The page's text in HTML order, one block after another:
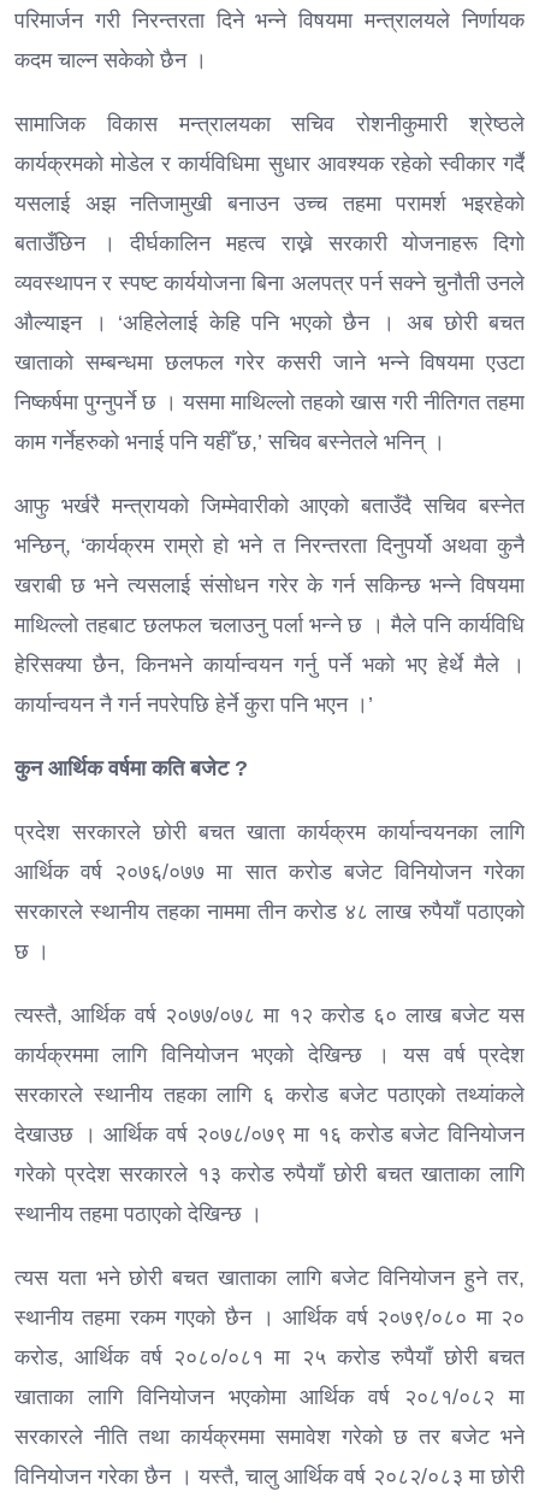
परिमार्जन गरी निरन्तरता दिने भन्ने विषयमा मन्त्रालयले निर्णायक
कदम चाल्न सकेको छैन ।
सामाजिक विकास मन्त्रालयका सचिव रोशनीकुमारी श्रेष्ठले
कार्यक्रमको मोडेल र कार्यविधिमा सुधार आवश्यक रहेको स्वीकार गर्दै
यसलाई अझ नतिजामुखी बनाउन उच्च तहमा परामर्श भइरहेको
बताउँछिन । दीर्घकालिन महत्व राख्ने सरकारी योजनाहरू दिगो
व्यवस्थापन र स्पष्ट कार्ययोजना बिना अलपत्र पर्न सक्ने चुनौती उनले
औल्याइन । ‘अहिलेलाई केहि पनि भएको छैन । अब छोरी बचत
खाताको सम्बन्धमा छलफल गरेर कसरी जाने भन्ने विषयमा एउटा
निष्कर्षमा पुग्नुपर्ने छ । यसमा माथिल्लो तहको खास गरी नीतिगत तहमा
काम गर्नेहरुको भनाई पनि यहीँ छ,’ सचिव बस्नेतले भनिन् ।
आफु भर्खरै मन्त्रायको जिम्मेवारीको आएको बताउँदै सचिव बस्नेत
भन्छिन्, ‘कार्यक्रम राम्रो हो भने त निरन्तरता दिनुपर्यो अथवा कुनै
खराबी छ भने त्यसलाई संसोधन गरेर के गर्न सकिन्छ भन्ने विषयमा
माथिल्लो तहबाट छलफल चलाउनु पर्ला भन्ने छ । मैले पनि कार्यविधि
हेरिसक्या छैन, किनभने कार्यान्वयन गर्नु पर्ने भको भए हेर्थे मैले ।
कार्यान्वयन नै गर्न नपरेपछि हेर्ने कुरा पनि भएन ।’
कुन आर्थिक वर्षमा कति बजेट ?
प्रदेश सरकारले छोरी बचत खाता कार्यक्रम कार्यान्वयनका लागि
आर्थिक वर्ष २०७६/०७७ मा सात करोड बजेट विनियोजन गरेका
सरकारले स्थानीय तहका नाममा तीन करोड ४८ लाख रुपैयाँ पठाएको
छ ।
त्यस्तै, आर्थिक वर्ष २०७७/०७८ मा १२ करोड ६० लाख बजेट यस
कार्यक्रममा लागि विनियोजन भएको देखिन्छ । यस वर्ष प्रदेश
सरकारले स्थानीय तहका लागि ६ करोड बजेट पठाएको तथ्यांकले
देखाउछ । आर्थिक वर्ष २०७८/०७९ मा १६ करोड बजेट विनियोजन
गरेको प्रदेश सरकारले १३ करोड रुपैयाँ छोरी बचत खाताका लागि
स्थानीय तहमा पठाएको देखिन्छ ।
त्यस यता भने छोरी बचत खाताका लागि बजेट विनियोजन हुने तर,
स्थानीय तहमा रकम गएको छैन । आर्थिक वर्ष २०७९/०८० मा २०
करोड, आर्थिक वर्ष २०८०/०८१ मा २५ करोड रुपैयाँ छोरी बचत
खाताका लागि विनियोजन भएकोमा आर्थिक वर्ष २०८१/०८२ मा
सरकारले नीति तथा कार्यक्रममा समावेश गरेको छ तर बजेट भने
विनियोजन गरेका छैन । यस्तै, चालु आर्थिक वर्ष २०८२/०८३ मा छोरी